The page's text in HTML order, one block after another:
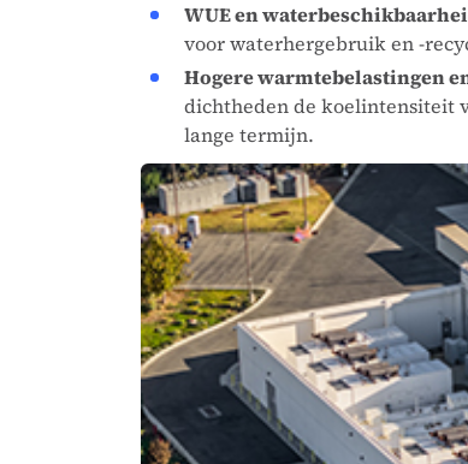
WUE en
voor waterhergebruik en -
Hogere warmtebelastingen
dichtheden de koelintensiteit
lange termijn.